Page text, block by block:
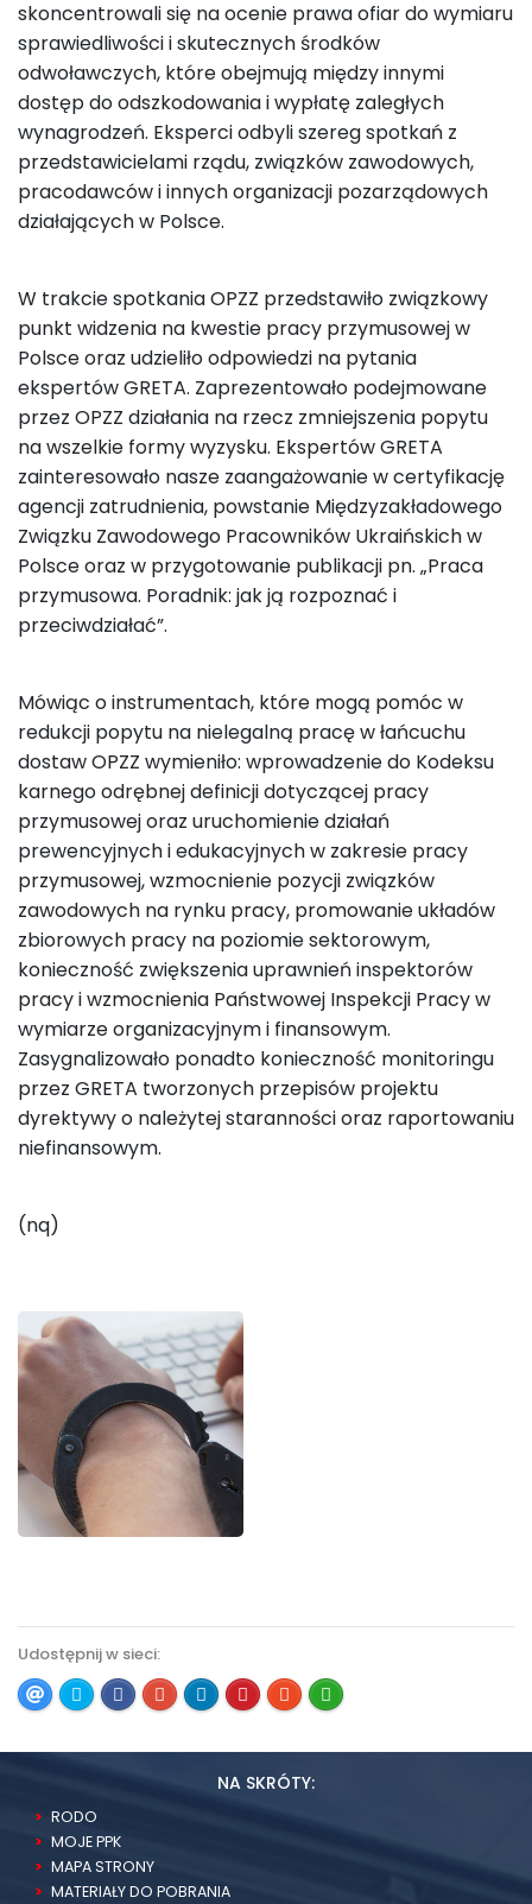
skoncentrowali się na ocenie prawa ofiar do wymiaru
sprawiedliwości i skutecznych środków
odwoławczych, które obejmują między innymi
dostęp do odszkodowania i wypłatę zaległych
wynagrodzeń. Eksperci odbyli szereg spotkań z
przedstawicielami rządu, związków zawodowych,
pracodawców i innych organizacji pozarządowych
działających w Polsce.
W trakcie spotkania OPZZ przedstawiło związkowy
punkt widzenia na kwestie pracy przymusowej w
Polsce oraz udzieliło odpowiedzi na pytania
ekspertów GRETA. Zaprezentowało podejmowane
przez OPZZ działania na rzecz zmniejszenia popytu
na wszelkie formy wyzysku. Ekspertów GRETA
zainteresowało nasze zaangażowanie w certyfikację
agencji zatrudnienia, powstanie Międzyzakładowego
Związku Zawodowego Pracowników Ukraińskich w
Polsce oraz w przygotowanie publikacji pn. „Praca
przymusowa. Poradnik: jak ją rozpoznać i
przeciwdziałać”.
Mówiąc o instrumentach, które mogą pomóc w
redukcji popytu na nielegalną pracę w łańcuchu
dostaw OPZZ wymieniło: wprowadzenie do Kodeksu
karnego odrębnej definicji dotyczącej pracy
przymusowej oraz uruchomienie działań
prewencyjnych i edukacyjnych w zakresie pracy
przymusowej, wzmocnienie pozycji związków
zawodowych na rynku pracy, promowanie układów
zbiorowych pracy na poziomie sektorowym,
konieczność zwiększenia uprawnień inspektorów
pracy i wzmocnienia Państwowej Inspekcji Pracy w
wymiarze organizacyjnym i finansowym.
Zasygnalizowało ponadto konieczność monitoringu
przez GRETA tworzonych przepisów projektu
dyrektywy o należytej staranności oraz raportowaniu
niefinansowym.
(nq)
Udostępnij w sieci:
NA SKRÓTY:
RODO
MOJE PPK
MAPA STRONY
MATERIAŁY DO POBRANIA